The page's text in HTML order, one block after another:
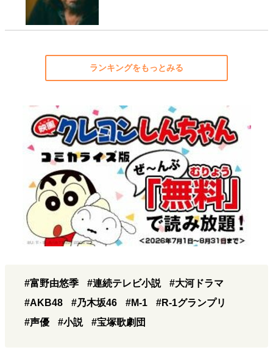
ランキングをもっとみる
#富野由悠季 #連続テレビ小説
#大河ドラマ
#AKB48
#乃木坂46 #M-1
#R-1グランプリ
#声優
#小説 #宝塚歌劇団